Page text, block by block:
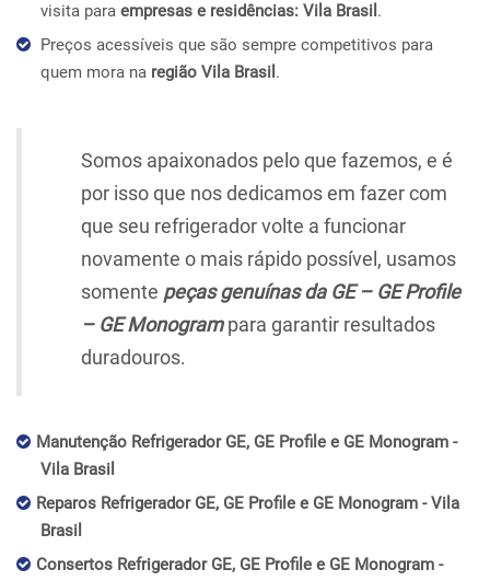
visita para empresas e residências: Vila Brasil .
Preços acessíveis que são sempre competitivos para
quem mora na região Vila Brasil .
Somos apaixonados pelo que fazemos, e é
por isso que nos dedicamos em fazer com
que seu refrigerador volte a funcionar
novamente o mais rápido possível, usamos
somente peças genuínas da GE – GE Profile
– GE Monogrampara garantir resultados
duradouros.
Manutenção Refrigerador GE, GE Profile e GE Monogram -
Vila Brasil
Reparos Refrigerador GE, GE Profile e GE Monogram - Vila
Brasil
Consertos Refrigerador GE, GE Profile e GE Monogram -